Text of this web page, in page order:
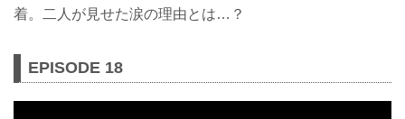
着。二人が見せた涙の理由とは…？
EPISODE 18